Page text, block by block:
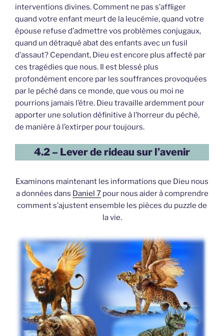
interventions divines. Comment ne pas s’affliger
quand votre enfant meurt de la leucémie, quand votre
épouse refuse d’admettre vos problèmes conjugaux,
quand un détraqué abat des enfants avec un fusil
d’assaut? Cependant, Dieu est encore plus affecté par
ces tragédies que nous. Il est blessé plus
profondément encore par les souffrances provoquées
par le péché dans ce monde, que vous ou moi ne
pourrions jamais l’être. Dieu travaille ardemment pour
apporter une solution définitive à l’horreur du péché,
de manière à l’extirper pour toujours.
4.2 – Lever de rideau sur l’avenir
Examinons maintenant les informations que Dieu nous
a données dans Daniel 7pour nous aider à comprendre
comment s’ajustent ensemble les pièces du puzzle de
la vie.